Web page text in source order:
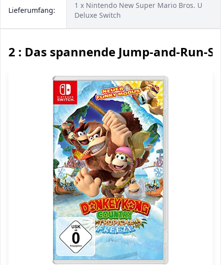
Lieferumfang:
1 x Nintendo New Super Mario Bros. U
Deluxe Switch
2 : Das spannende Jump-and-Run-